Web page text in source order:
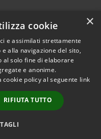
© 2026 • Comune di
Municipium•
Accesso
redazione
×
cookie
e assimilati strettamente
alla navigazione del sito,
al solo fine di elaborare
e anonime.
policy al seguente link
RIFIUTA TUTTO